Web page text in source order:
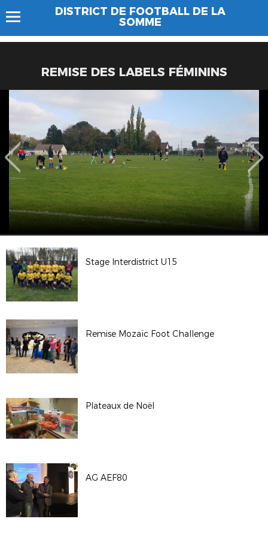
DISTRICT DE FOOTBALL DE LA
SOMME
REMISE DES LABELS FÉMININS
Stage Interdistrict U15
Remise Mozaïc Foot Challenge
Plateaux de Noël
AG AEF80